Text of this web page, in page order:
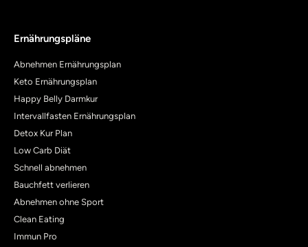
Ernährungspläne
Abnehmen Ernährungsplan
Keto Ernährungsplan
Happy Belly Darmkur
Intervallfasten Ernährungsplan
Detox Kur Plan
Low Carb Diät
Schnell abnehmen
Bauchfett verlieren
Abnehmen ohne Sport
Clean Eating
Immun Pro